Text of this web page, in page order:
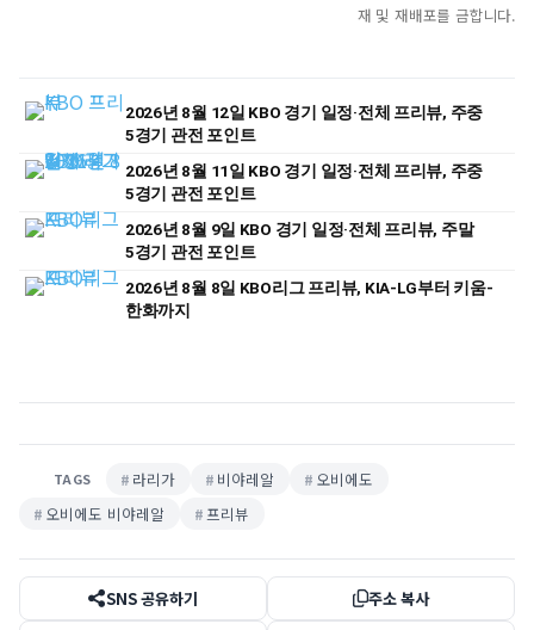
재 및 재배포를 금합니다.
2026년 8월 12일 KBO 경기 일정·전체 프리뷰, 주중
5경기 관전 포인트
2026년 8월 11일 KBO 경기 일정·전체 프리뷰, 주중
5경기 관전 포인트
2026년 8월 9일 KBO 경기 일정·전체 프리뷰, 주말
5경기 관전 포인트
2026년 8월 8일 KBO리그 프리뷰, KIA-LG부터 키움-
한화까지
TAGS 라리가 비야레알
오비에도
오비에도 비야레알
프리뷰
SNS 공유하기
주소 복사